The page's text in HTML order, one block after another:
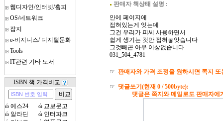
웹디자인/인터넷/홈피
OS/네트워크
잡지
e-비지니스/ 디지털문화
Tools
IT관련 기타 도서
ISBN 책 가격비교
ώ 예스24 ώ 교보문고
ώ 알라딘 ώ 인터파크
판매자 책상태 설명 :
안에 페이지에
접혀있는게 잇는데
그건 우리가 피씨 사용하면서
쉽게 생기는 것만 접혀놓앗습니다
그것빼곤 아무 이상없습니다
031_504_4781
☞ 판매자와 가격 조정을 원하시면 쪽지
☞ 댓글쓰기(현재 0 / 500byte):
댓글은 쪽지와 메일로도 판매자에게